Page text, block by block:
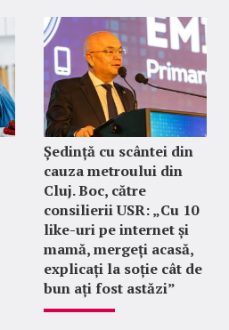
Ședință cu scântei din
cauza metroului din
Cluj. Boc, către
consilierii USR: „Cu 10
like-uri pe internet și
mamă, mergeți acasă,
explicați la soție cât de
bun ați fost astăzi”